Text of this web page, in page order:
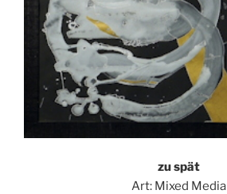
zu spät
Art: Mixed Media